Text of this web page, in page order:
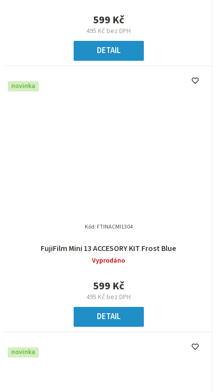
495 Kč bez DPH
599 Kč
DETAIL
novinka
FujiFilm Mini 13 ACCESORY KIT Frost Blue
Vyprodáno
495 Kč bez DPH
599 Kč
DETAIL
Kód: FTINACMI1304
novinka